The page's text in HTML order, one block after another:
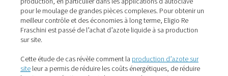
L’un de nos précieux clients en Italie, Eligio Re Fraschini
forgé une solide réputation dans la fabrication de
composites et métalliques de haute précision. Basée
nord de l’Italie, l’entreprise dessert des industries
la performance, la sécurité et la ponctualité des
sont pas négociables.